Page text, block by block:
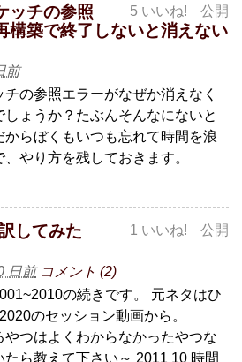
公開
5 いいね!
ッチの参照
構築で終了しないと消えない
前
の参照エラーがなぜか消えなく
ょうか？たぶんそんなにないと
からぼくもいつも忘れて時間を浪
、やり方を残しておきます。
公開
1 いいね!
してみた
日前 コメント (2)
の続きです。 元ネタはひ
のセッション動画から。
やつはよくわからなかったやつな
ら教えて下さい～ 2011 10 時間